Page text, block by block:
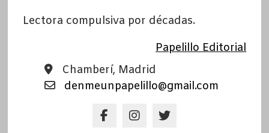
Lectora compulsiva por décadas.
Papelillo Editorial
Chamberí, Madrid
denmeunpapelillo@gmail.com